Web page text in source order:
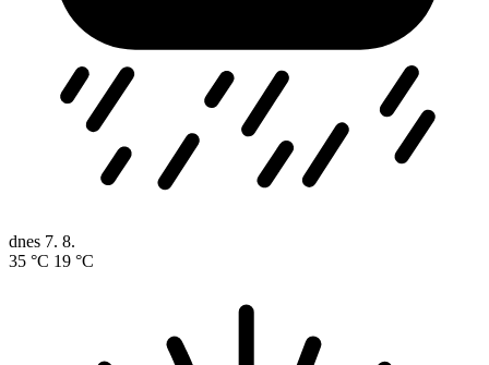
dnes 7. 8.
35 °C 19 °C